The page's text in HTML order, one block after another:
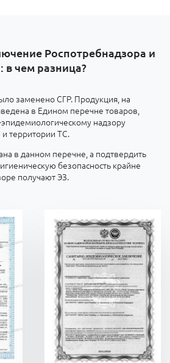
Роспотребнадзора и
в чем разница?
заменено СГР. Продукция, на
в Едином перечне товаров,
надзору
территории ТС.
в данном перечне, а подтвердить
безопасность крайне
получают ЭЗ.